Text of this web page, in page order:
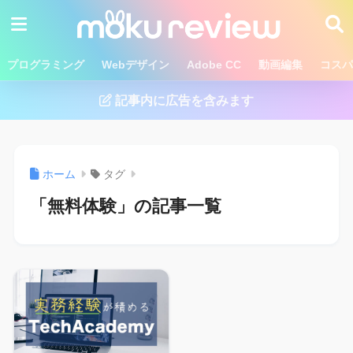
プログラミング Webデザイン Adobe CC 動画編集 コス
記事内に広告を含みます
ホーム タグ
「無料体験」の記事一覧